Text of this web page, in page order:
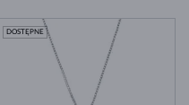
DOSTĘPNE